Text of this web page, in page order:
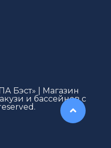
Бэст» | Магазин
и бассейнов с